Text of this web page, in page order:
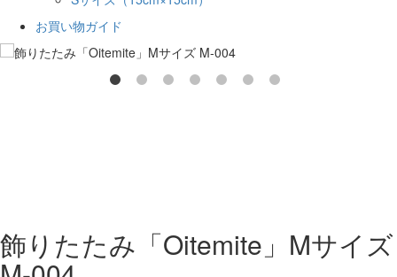
お買い物ガイド
飾りたたみ「Oitemite」Mサイズ